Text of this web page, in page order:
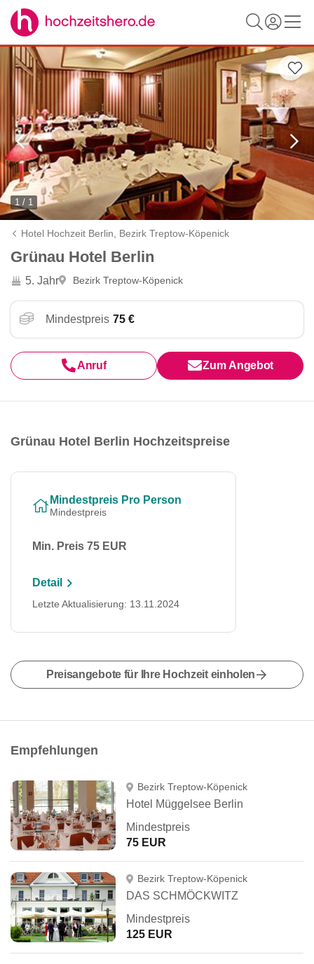
1 / 1
Hotel Hochzeit Berlin, Bezirk Treptow-Köpenick
Grünau Hotel Berlin
5. Jahr Bezirk Treptow-Köpenick
Mindestpreis 75 €
Anruf Zum Angebot
Grünau Hotel Berlin Hochzeitspreise
Mindestpreis Pro Person
Mindestpreis
Min. Preis 75 EUR
Detail
Letzte Aktualisierung: 13.11.2024
Preisangebote für Ihre Hochzeit einholen
Empfehlungen
Bezirk Treptow-Köpenick
Hotel Müggelsee Berlin
Mindestpreis
75 EUR
Bezirk Treptow-Köpenick
DAS SCHMÖCKWITZ
Mindestpreis
125 EUR